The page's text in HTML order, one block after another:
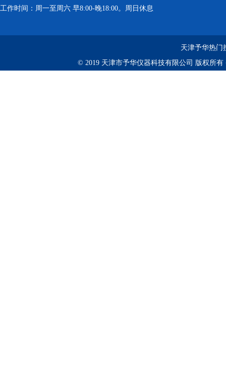
工作时间：周一至周六 早8:00-晚18:00。周日休息
天津予华热门
© 2019 天津市予华仪器科技有限公司 版权所有